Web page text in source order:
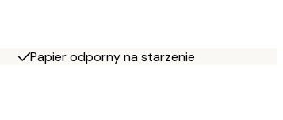
Papier odporny na starzenie